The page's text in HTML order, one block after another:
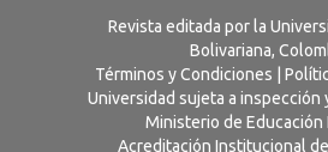
Revista editada por la
Bolivariana,
Términos y Condiciones
Universidad sujeta a inspección
Ministerio de Educación
Acreditación Institucional